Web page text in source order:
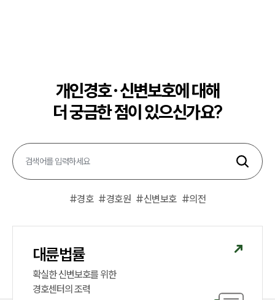
개인경호·신변보호에 대해
더 궁금한 점이 있으신가요?
#경호 #경호원 #신변보호 #의전
대륜법률
확실한 신변보호를 위한
경호센터의 조력